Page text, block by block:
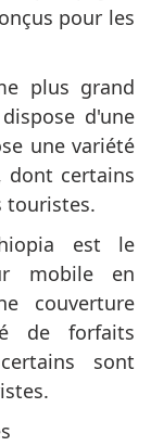
pour les
plus grand
d'une
une variété
dont certains
touristes.
est le
mobile en
couverture
de forfaits
sont